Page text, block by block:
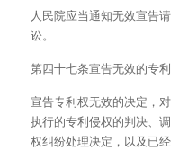
人民院应当通知无效宣告
讼。
第四十七条宣告无效的专
宣告专利权无效的决定，
执行的专利侵权的判决、
权纠纷处理决定，以及已